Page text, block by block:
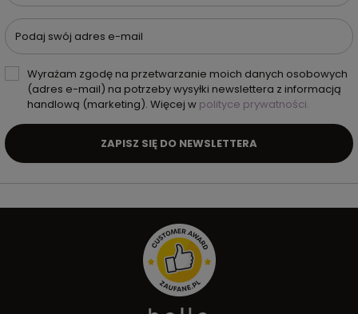
Podaj swój adres e-mail
Wyrażam zgodę na przetwarzanie moich danych osobowych
(adres e-mail) na potrzeby wysyłki newslettera z informacją
handlową (marketing). Więcej w polityce prywatności.
ZAPISZ SIĘ DO NEWSLETTERA